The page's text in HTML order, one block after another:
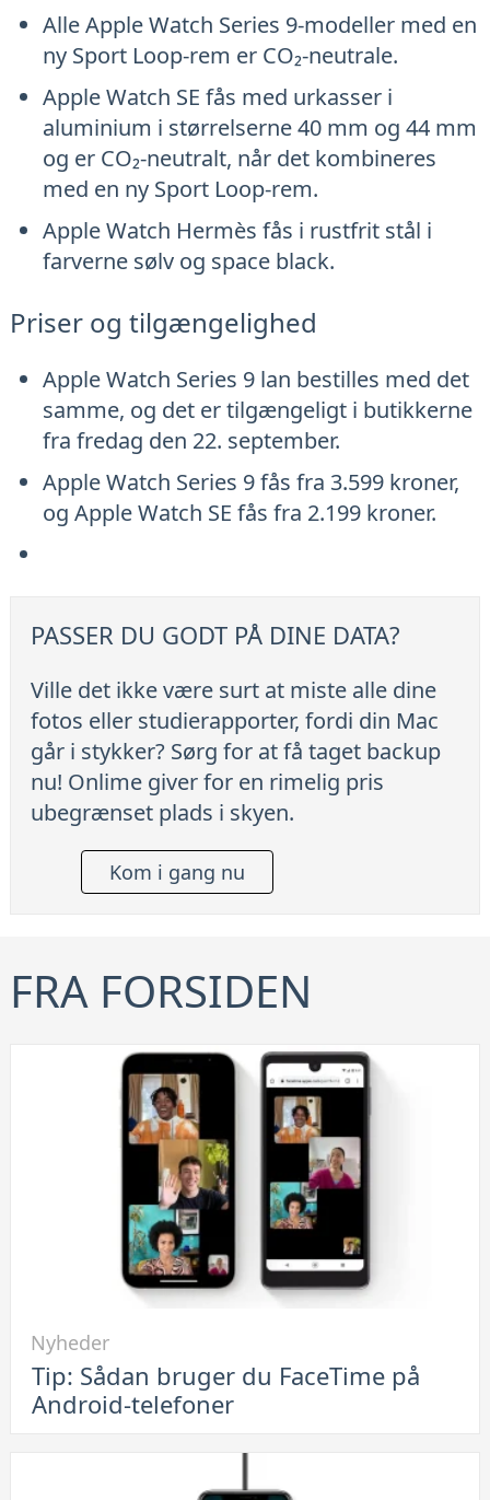
Alle Apple Watch Series 9-modeller med en
ny Sport Loop-rem er CO₂-neutrale.
Apple Watch SE fås med urkasser i
aluminium i størrelserne 40 mm og 44 mm
og er CO₂-neutralt, når det kombineres
med en ny Sport Loop-rem.
Apple Watch Hermès fås i rustfrit stål i
farverne sølv og space black.
Priser og tilgængelighed
Apple Watch Series 9 lan bestilles med det
samme, og det er tilgængeligt i butikkerne
fra fredag den 22. september.
Apple Watch Series 9 fås fra 3.599 kroner,
og Apple Watch SE fås fra 2.199 kroner.
PASSER DU GODT PÅ DINE DATA?
Ville det ikke være surt at miste alle dine
fotos eller studierapporter, fordi din Mac
går i stykker? Sørg for at få taget backup
nu! Onlime giver for en rimelig pris
ubegrænset plads i skyen.
Kom i gang nu
FRA FORSIDEN
Tip:
Sådan
Nyheder
Tip: Sådan bruger du FaceTime på
Android-telefoner